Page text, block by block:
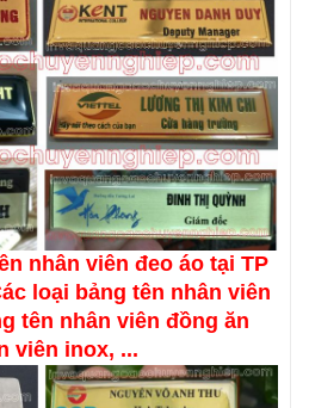
nhân viên đeo áo tại TP
loại bảng tên nhân viên
tên nhân viên đồng ăn
viên inox, ...